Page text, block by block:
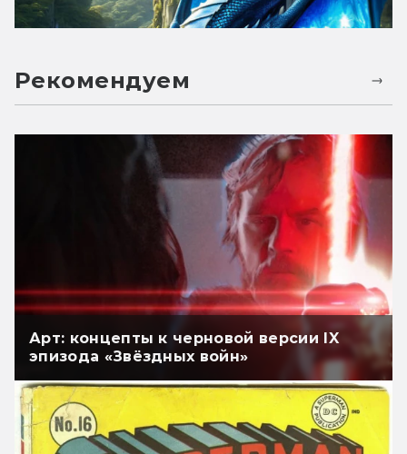
Рекомендуем
Арт: концепты к черновой версии IX
эпизода «Звёздных войн»